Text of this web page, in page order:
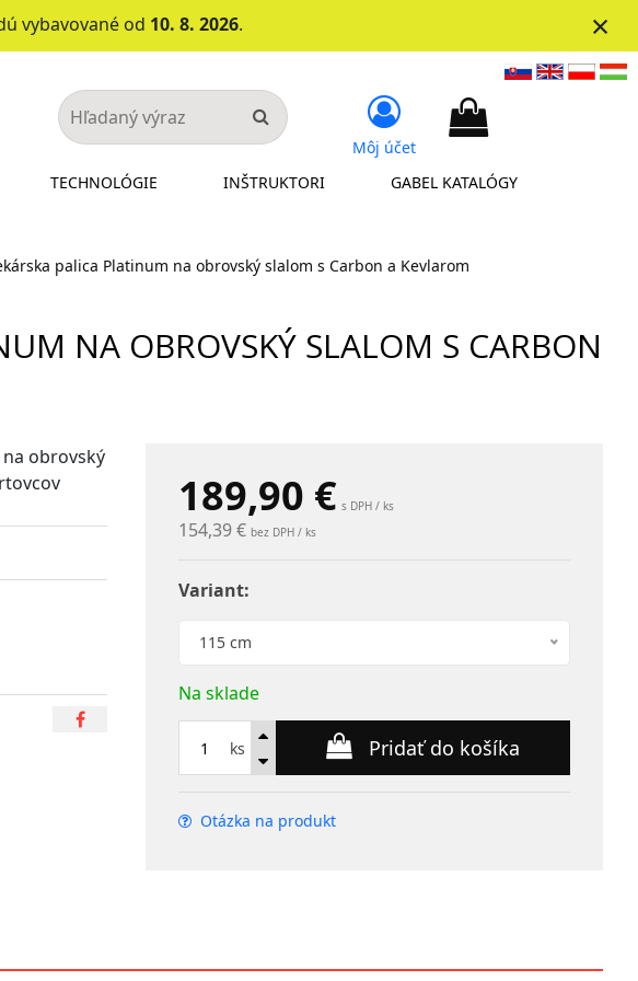
vybavované od 10. 8. 2026. ×
TECHNOLÓGIE INŠTRUKTORI GABEL KATALÓGY
Môj účet
palica Platinum na obrovský slalom s Carbon a Kevlarom
NA OBROVSKÝ SLALOM S CARBON
189,90 € s DPH / ks
154,39 € bez DPH / ks
Variant:
115 cm
Na sklade
ks Pridať do košíka
Otázka na produkt
obrovský